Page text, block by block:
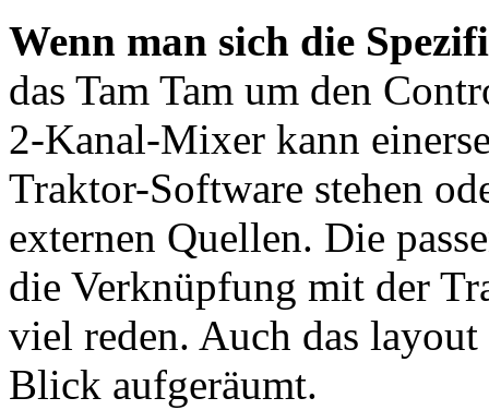
Wenn man sich die
das Tam Tam um den
2-Kanal-Mixer kann
Traktor-Software stehen
externen Quellen. Die
die Verknüpfung mit der
viel reden. Auch das
Blick aufgeräumt.